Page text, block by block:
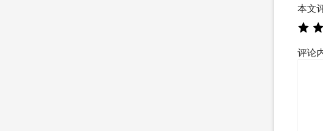
本文
评论